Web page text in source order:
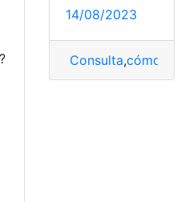
14/08/2023
Consulta,cómo